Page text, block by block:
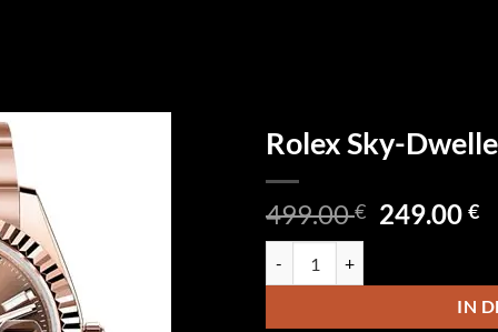
Rolex Sky-
499.00€
499.00 €
249.00€
IN